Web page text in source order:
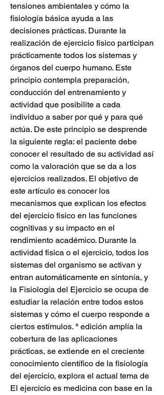
tensiones ambientales y cómo la
fisiología básica ayuda a las
decisiones prácticas. Durante la
realización de ejercicio físico participan
prácticamente todos los sistemas y
órganos del cuerpo humano. Este
principio contempla preparación,
conducción del entrenamiento y
actividad que posibilite a cada
individuo a saber por qué y para qué
actúa. De este principio se desprende
la siguiente regla: el paciente debe
conocer el resultado de su actividad así
como la valoración que se da a los
ejercicios realizados. El objetivo de
este artículo es conocer los
mecanismos que explican los efectos
del ejercicio físico en las funciones
cognitivas y su impacto en el
rendimiento académico. Durante la
actividad física o el ejercicio, todos los
sistemas del organismo se activan y
entran automáticamente en sintonía, y
la Fisiología del Ejercicio se ocupa de
estudiar la relación entre todos estos
sistemas y cómo el cuerpo responde a
ciertos estímulos. ª edición amplía la
cobertura de las aplicaciones
prácticas, se extiende en el creciente
conocimiento científico de la fisiología
del ejercicio, explora el actual tema de
El ejercicio es medicina con base en la